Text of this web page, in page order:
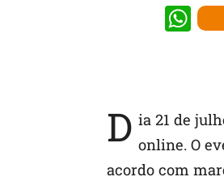
W
A
p
p
D ia 21 de
online. O
acordo com